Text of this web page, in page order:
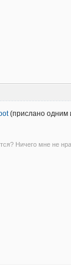
(прислано одним
Ничего мне не